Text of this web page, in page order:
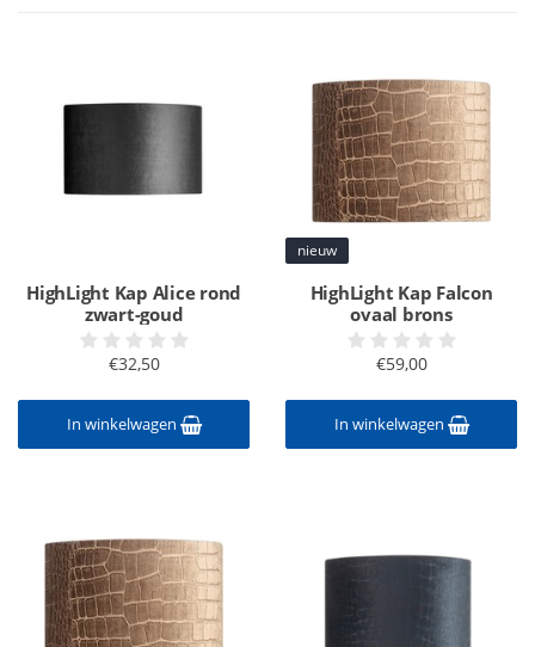
HighLight Kap Alice rond
zwart-goud
€32,50
In winkelwagen
nieuw
HighLight Kap Falcon
ovaal brons
€59,00
In winkelwagen